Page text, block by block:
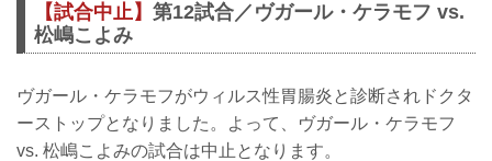
【試合中止】 第12試合／ヴガール・ケラモフ vs.
松嶋こよみ
ヴガール・ケラモフがウィルス性胃腸炎と診断されドクタ
ーストップとなりました。よって、ヴガール・ケラモフ
vs. 松嶋こよみの試合は中止となります。